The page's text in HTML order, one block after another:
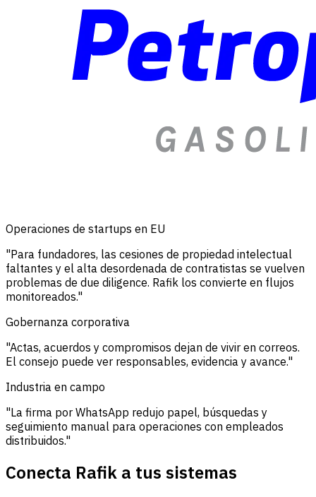
Operaciones de startups en EU
"Para fundadores, las cesiones de propiedad intelectual
faltantes y el alta desordenada de contratistas se vuelven
problemas de due diligence. Rafik los convierte en flujos
monitoreados."
Gobernanza corporativa
"Actas, acuerdos y compromisos dejan de vivir en correos.
El consejo puede ver responsables, evidencia y avance."
Industria en campo
"La firma por WhatsApp redujo papel, búsquedas y
seguimiento manual para operaciones con empleados
distribuidos."
Conecta Rafik a tus sistemas